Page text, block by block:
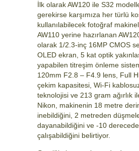
İlk olarak AW120 ile S32
gerekirse karşımıza her türlü
kullanılabilecek fotoğraf
AW110 yerine hazırlanan
olarak 1/2.3-inç 16MP CMOS
OLED ekran, 5 kat optik
yapabilen titreşim önleme
120mm F2.8 – F4.9 lens, Full
çekim kapasitesi, Wi-Fi
teknolojisi ve 213 gram ağırlık
Nikon, makinenin 18 metre
inebildiğini, 2 metreden
dayanabildiğini ve -10
çalışabildiğini belirtiyor.